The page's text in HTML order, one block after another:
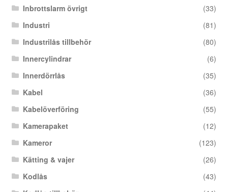
Inbrottslarm övrigt
(33)
Industri
(81)
Industrilås tillbehör
(80)
Innercylindrar
(6)
Innerdörrlås
(35)
Kabel
(36)
Kabelöverföring
(55)
Kamerapaket
(12)
Kameror
(123)
Kätting & vajer
(26)
Kodlås
(43)